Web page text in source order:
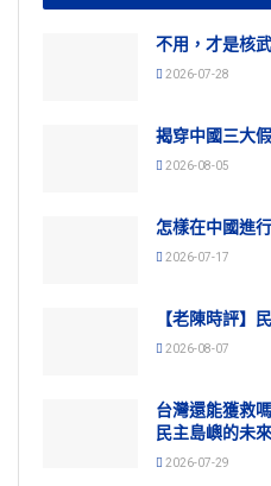
不用，才是核
2026-07-28
揭穿中國三大
2026-08-05
怎樣在中國進
2026-07-17
【老陳時評】
2026-08-07
台灣還能獲救
民主島嶼的未來
2026-07-29